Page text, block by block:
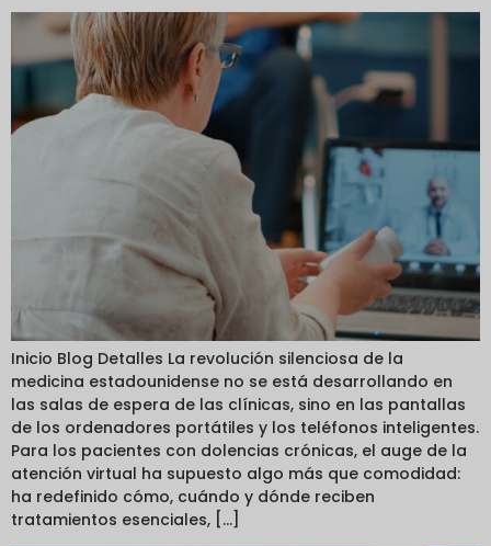
Inicio Blog Detalles La revolución silenciosa de la
medicina estadounidense no se está desarrollando en
las salas de espera de las clínicas, sino en las pantallas
de los ordenadores portátiles y los teléfonos inteligentes.
Para los pacientes con dolencias crónicas, el auge de la
atención virtual ha supuesto algo más que comodidad:
ha redefinido cómo, cuándo y dónde reciben
tratamientos esenciales, [...]